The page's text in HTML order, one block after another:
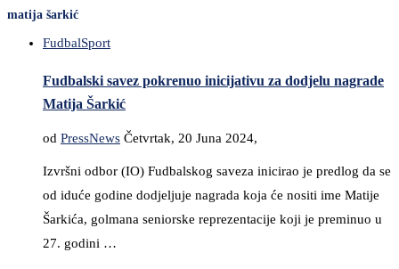
matija šarkić
FudbalSport
Fudbalski savez pokrenuo inicijativu za dodjelu nagrade
Matija Šarkić
od PressNews Četvrtak, 20 Juna 2024,
Izvršni odbor (IO) Fudbalskog saveza inicirao je predlog da se
od iduće godine dodjeljuje nagrada koja će nositi ime Matije
Šarkića, golmana seniorske reprezentacije koji je preminuo u
27. godini …